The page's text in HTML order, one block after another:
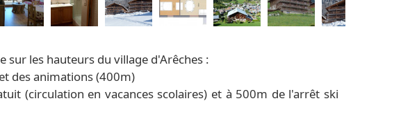
sur les hauteurs du village d'Arêches :
des animations (400m)
(circulation en vacances scolaires) et à 500m de l'arrêt ski